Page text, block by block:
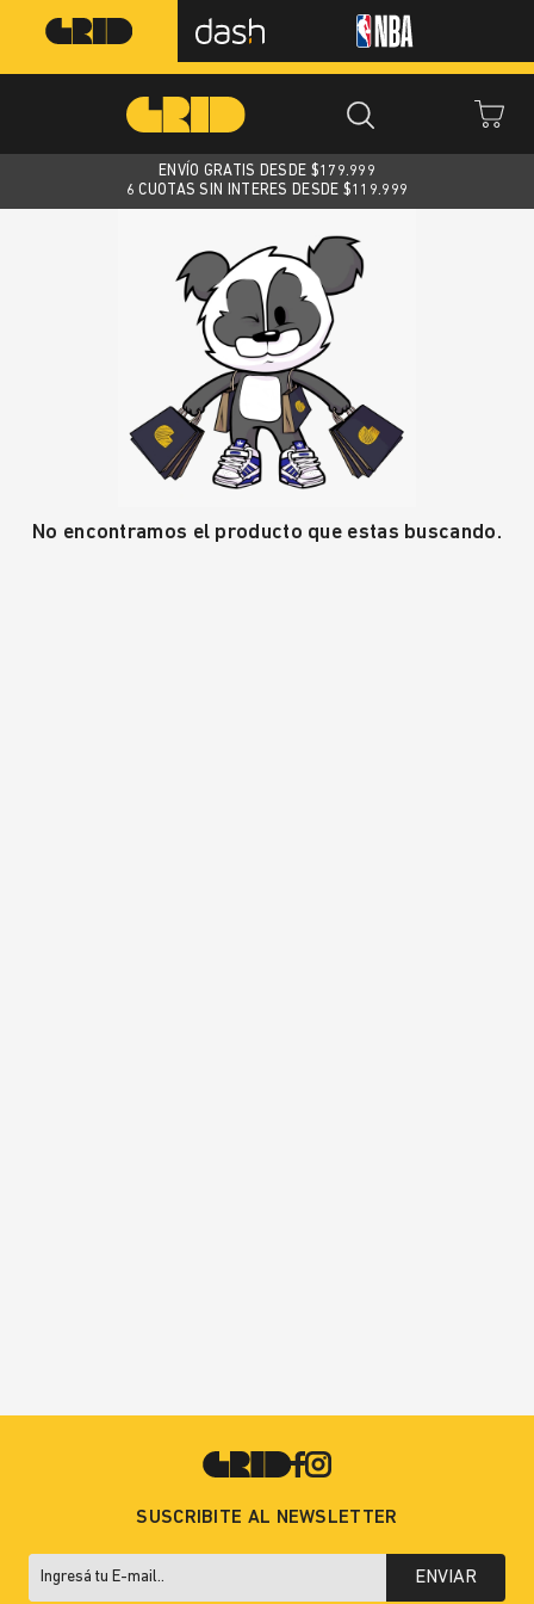
ENVÍO GRATIS DESDE $179.999
6 CUOTAS SIN INTERES DESDE $119.999
No encontramos el producto que estas buscando.
SUSCRIBITE AL NEWSLETTER
ENVIAR